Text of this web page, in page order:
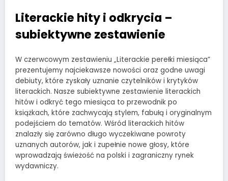
Literackie hity i odkrycia –
subiektywne zestawienie
W czerwcowym zestawieniu „Literackie perełki miesiąca”
prezentujemy najciekawsze nowości oraz godne uwagi
debiuty, które zyskały uznanie czytelników i krytyków
literackich. Nasze subiektywne zestawienie literackich
hitów i odkryć tego miesiąca to przewodnik po
książkach, które zachwycają stylem, fabułą i oryginalnym
podejściem do tematów. Wśród literackich hitów
znalazły się zarówno długo wyczekiwane powroty
uznanych autorów, jak i zupełnie nowe głosy, które
wprowadzają świeżość na polski i zagraniczny rynek
wydawniczy.